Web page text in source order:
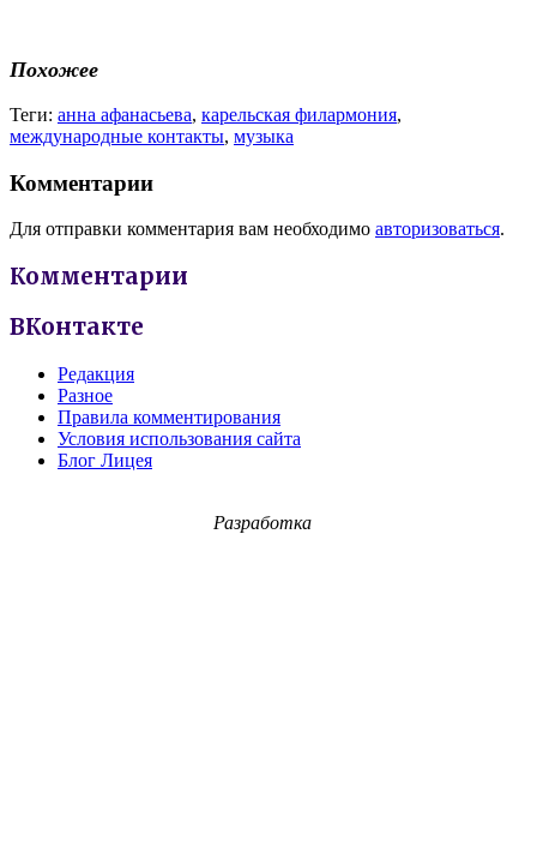
Похожее
Теги: анна афанасьева, карельская филармония,
международные контакты, музыка
Комментарии
Для отправки комментария вам необходимо авторизоваться.
Комментарии
ВКонтакте
Редакция
Разное
Правила комментирования
Условия использования сайта
Блог Лицея
Разработка